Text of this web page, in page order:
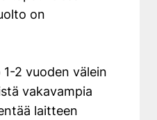
on
2 vuoden välein
vakavampia
laitteen